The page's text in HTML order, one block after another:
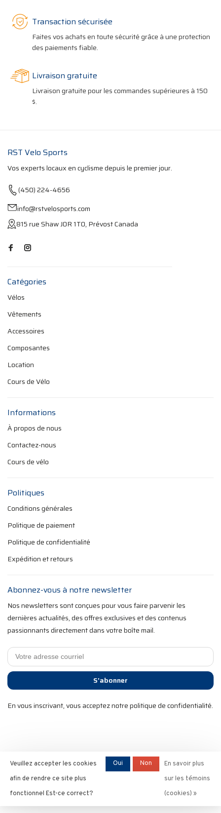
Transaction sécurisée
Faites vos achats en toute sécurité grâce à une protection
des paiements fiable.
Livraison gratuite
Livraison gratuite pour les commandes supérieures à 150
$.
RST Velo Sports
Vos experts locaux en cyclisme depuis le premier jour.
(450) 224-4656
info@rstvelosports.com
815 rue Shaw J0R 1T0, Prévost Canada
Catégories
Vélos
Vêtements
Accessoires
Composantes
Location
Cours de Vélo
Informations
À propos de nous
Contactez-nous
Cours de vélo
Politiques
Conditions générales
Politique de paiement
Politique de confidentialité
Expédition et retours
Abonnez-vous à notre newsletter
Nos newsletters sont conçues pour vous faire parvenir les
dernières actualités, des offres exclusives et des contenus
passionnants directement dans votre boîte mail.
S'abonner
En vous inscrivant, vous acceptez notre politique de confidentialité.
2025 RST Velo Sports. Tous droits réservés. Commerce
électronique optimisé par
l'agence Ezshop ecommerce.
Veuillez accepter les cookies
afin de rendre ce site plus
fonctionnel Est-ce correct?
Oui Non
En savoir plus
sur les témoins
(cookies) »